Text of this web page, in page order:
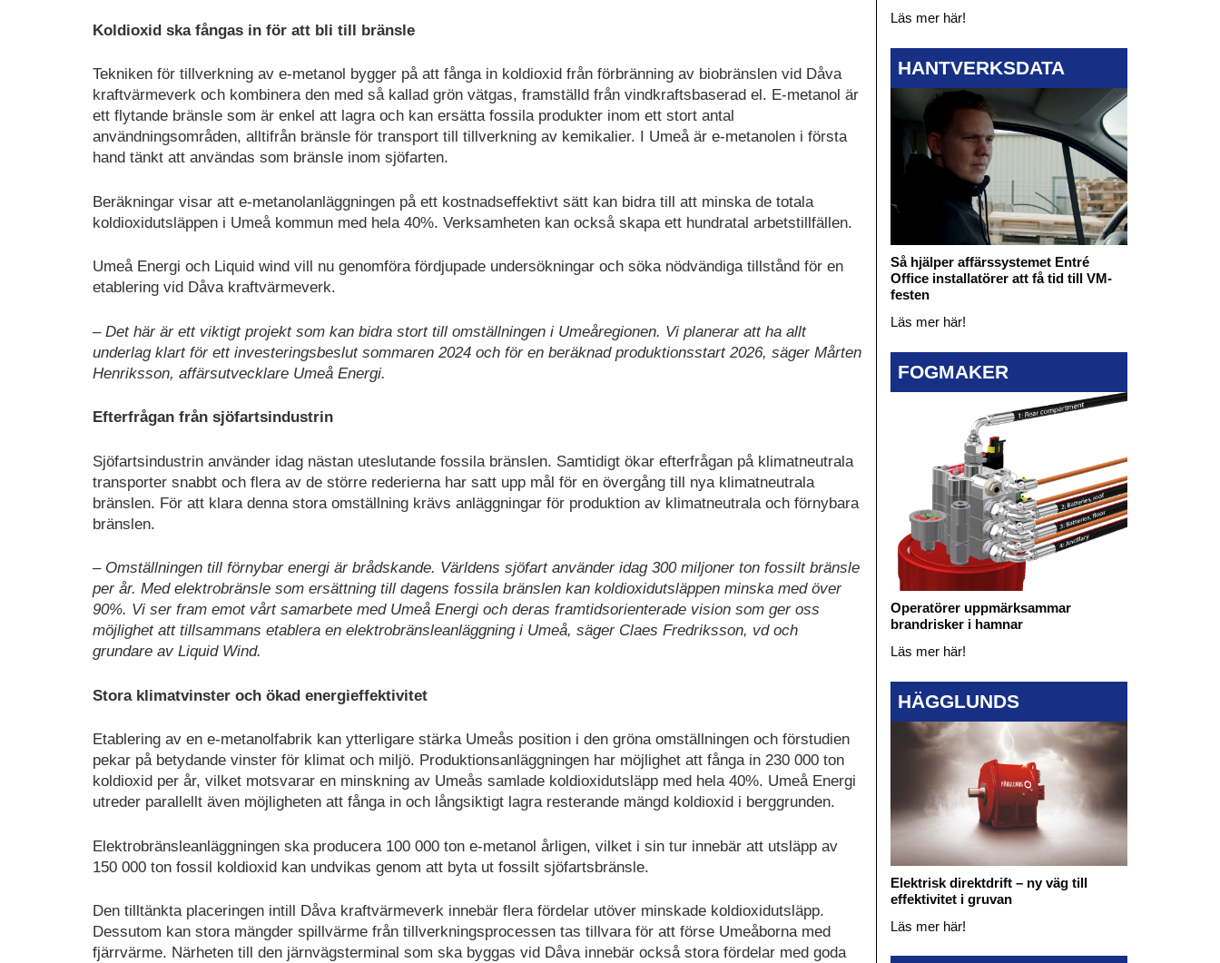
Koldioxid ska fångas in för att bli till bränsle
Tekniken för tillverkning av e-metanol bygger på att fånga in koldioxid från förbränning av biobränslen vid Dåva
kraftvärmeverk och kombinera den med så kallad grön vätgas, framställd från vindkraftsbaserad el. E-metanol är
ett flytande bränsle som är enkel att lagra och kan ersätta fossila produkter inom ett stort antal
användningsområden, alltifrån bränsle för transport till tillverkning av kemikalier. I Umeå är e-metanolen i första
hand tänkt att användas som bränsle inom sjöfarten.
Beräkningar visar att e-metanolanläggningen på ett kostnadseffektivt sätt kan bidra till att minska de totala
koldioxidutsläppen i Umeå kommun med hela 40%. Verksamheten kan också skapa ett hundratal arbetstillfällen.
Umeå Energi och Liquid wind vill nu genomföra fördjupade undersökningar och söka nödvändiga tillstånd för en
etablering vid Dåva kraftvärmeverk.
– Det här är ett viktigt projekt som kan bidra stort till omställningen i Umeåregionen. Vi planerar att ha allt
underlag klart för ett investeringsbeslut sommaren 2024 och för en beräknad produktionsstart 2026, säger Mårten
Henriksson, affärsutvecklare Umeå Energi.
Efterfrågan från sjöfartsindustrin
Sjöfartsindustrin använder idag nästan uteslutande fossila bränslen. Samtidigt ökar efterfrågan på klimatneutrala
transporter snabbt och flera av de större rederierna har satt upp mål för en övergång till nya klimatneutrala
bränslen. För att klara denna stora omställning krävs anläggningar för produktion av klimatneutrala och förnybara
bränslen.
– Omställningen till förnybar energi är brådskande. Världens sjöfart använder idag 300 miljoner ton fossilt bränsle
per år. Med elektrobränsle som ersättning till dagens fossila bränslen kan koldioxidutsläppen minska med över
90%. Vi ser fram emot vårt samarbete med Umeå Energi och deras framtidsorienterade vision som ger oss
möjlighet att tillsammans etablera en elektrobränsleanläggning i Umeå, säger Claes Fredriksson, vd och
grundare av Liquid Wind.
Stora klimatvinster och ökad energieffektivitet
Etablering av en e-metanolfabrik kan ytterligare stärka Umeås position i den gröna omställningen och förstudien
pekar på betydande vinster för klimat och miljö. Produktionsanläggningen har möjlighet att fånga in 230 000 ton
koldioxid per år, vilket motsvarar en minskning av Umeås samlade koldioxidutsläpp med hela 40%. Umeå Energi
utreder parallellt även möjligheten att fånga in och långsiktigt lagra resterande mängd koldioxid i berggrunden.
Elektrobränsleanläggningen ska producera 100 000 ton e-metanol årligen, vilket i sin tur innebär att utsläpp av
150 000 ton fossil koldioxid kan undvikas genom att byta ut fossilt sjöfartsbränsle.
Den tilltänkta placeringen intill Dåva kraftvärmeverk innebär flera fördelar utöver minskade koldioxidutsläpp.
Dessutom kan stora mängder spillvärme från tillverkningsprocessen tas tillvara för att förse Umeåborna med
fjärrvärme. Närheten till den järnvägsterminal som ska byggas vid Dåva innebär också stora fördelar med goda
Läs mer här!
HANTVERKSDATA
Så hjälper affärssystemet Entré
Office installatörer att få tid till VM-
festen
Läs mer här!
FOGMAKER
Operatörer uppmärksammar
brandrisker i hamnar
Läs mer här!
HÄGGLUNDS
Elektrisk direktdrift – ny väg till
effektivitet i gruvan
Läs mer här!